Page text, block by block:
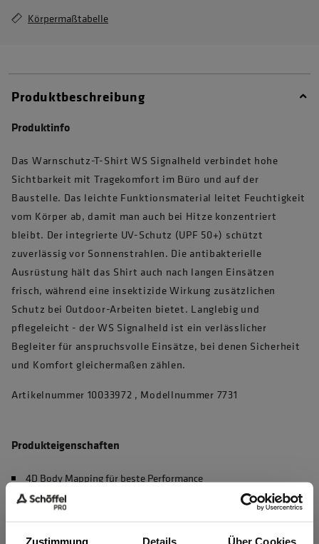
Zustimmung Details Über Cookies
Körpermaßtabelle
Produktbeschreibung
Produktinfo
Das Warnschutz-T-Shirt WS Signalheld verbindet hohe
Sichtbarkeit mit Tragekomfort im Büro und auf der
Baustelle. Das leichte Funktionsmaterial leitet Feuchtigkeit
vom Körper ab, damit man auch bei Hitze konzentriert
bleibt. Der integrierte UV-Schutz (UPF 50+) schützt
zuverlässig vor Sonnenstrahlen. Die antibakterielle
Ausrüstung hält das Shirt auch nach langen Einsätzen
frisch, während eine insektizide Wirkung zusätzlichen
Schutz bei Outdoor-Arbeiten bietet. Langlebig und
pflegeleicht - der WS Signalheld ist ein verlässlicher
Begleiter für anspruchsvolle Einsätze, bei denen Sicherheit
und Komfort gleichermaßen zählen.
Artikelnummer 10033972 , Modellnummer 7731
Produkteigenschaften
4D Body Mapping für beste Performance
Waschbar bei 60°C, max. 50 Haushaltswäschen (EN 20471)